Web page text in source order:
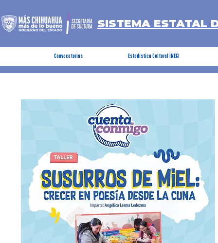
SISTEMA ESTATAL
Convocatorias Estadística Cultural INEGI